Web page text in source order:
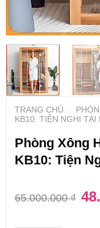
TRANG CHỦ -
KB10: TIỆN NGHI TẠI
Phòng Xông
KB10: Tiện
65.000.000₫
Giá
gốc